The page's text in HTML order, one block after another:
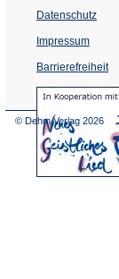
Datenschutz
Impressum
Barrierefreiheit
© Dehm Verlag 2026